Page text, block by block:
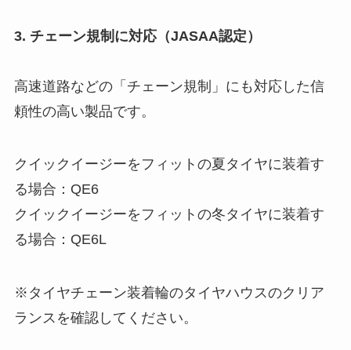
3. チェーン規制に対応（JASAA認定）
高速道路などの「チェーン規制」にも対応した信
頼性の高い製品です。
クイックイージーをフィットの夏タイヤに装着す
る場合：QE6
クイックイージーをフィットの冬タイヤに装着す
る場合：QE6L
※タイヤチェーン装着輪のタイヤハウスのクリア
ランスを確認してください。